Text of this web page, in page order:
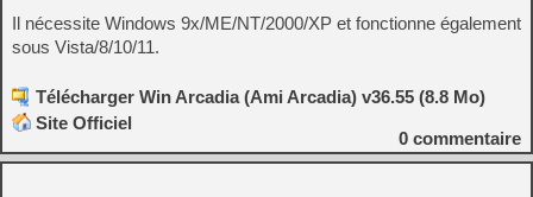
Il nécessite Windows 9x/ME/NT/2000/XP et fonctionne également
sous Vista/8/10/11.
Télécharger Win Arcadia (Ami Arcadia) v36.55 (8.8 Mo)
Site Officiel
0 commentaire